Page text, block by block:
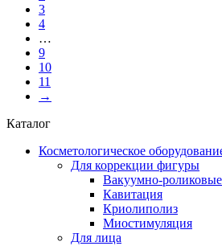
3
4
…
9
10
11
→
Каталог
Косметологическое
Для коррекции фигуры
Вакуумно-
Кавитация
Криолиполиз
Миостимуляция
Для лица